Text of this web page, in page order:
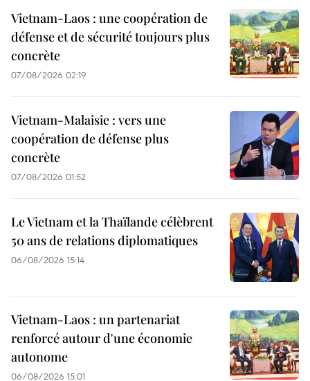
Vietnam-Laos : une coopération de
défense et de sécurité toujours plus
concrète
07/08/2026 02:19
Vietnam-Malaisie : vers une
coopération de défense plus
concrète
07/08/2026 01:52
Le Vietnam et la Thaïlande célèbrent
50 ans de relations diplomatiques
06/08/2026 15:14
Vietnam-Laos : un partenariat
renforcé autour d'une économie
autonome
06/08/2026 15:01